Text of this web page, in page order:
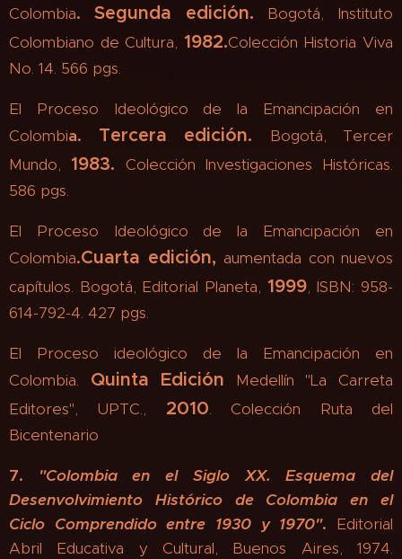
Colombia. Segunda edición.
Bogotá, Instituto
Colombiano de Cultura, 1982.Colección Historia Viva
No. 14. 566 pgs.
El Proceso Ideológico de la Emancipación en
Colombia. Tercera edición.
Bogotá, Tercer
Mundo, 1983.
Colección Investigaciones Históricas.
586 pgs.
El Proceso Ideológico de la Emancipación en
Colombia.Cuarta edición, aumentada con nuevos
capítulos. Bogotá, Editorial Planeta, 1999, ISBN: 958-
614-792-4. 427 pgs.
El Proceso ideológico de la Emancipación en
Colombia. Quinta Edición
Medellín "La Carreta
Editores", UPTC.,
2010. Colección Ruta del
Bicentenario
7.
"Colombia en el Siglo XX. Esquema del
Desenvolvimiento Histórico de Colombia en el
Ciclo Comprendido entre 1930 y 1970". Editorial
Abril Educativa y Cultural, Buenos Aires, 1974.